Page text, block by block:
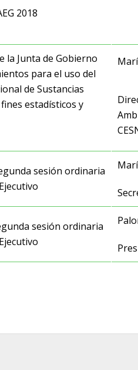
2018
la Junta de Gobierno
para el uso del
de Sustancias
estadísticos y
sesión ordinaria
sesión ordinaria